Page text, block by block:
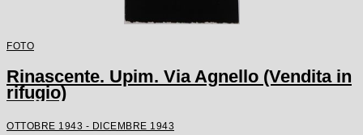
FOTO
Rinascente. Upim. Via Agnello (Vendita in
rifugio)
OTTOBRE 1943 - DICEMBRE 1943